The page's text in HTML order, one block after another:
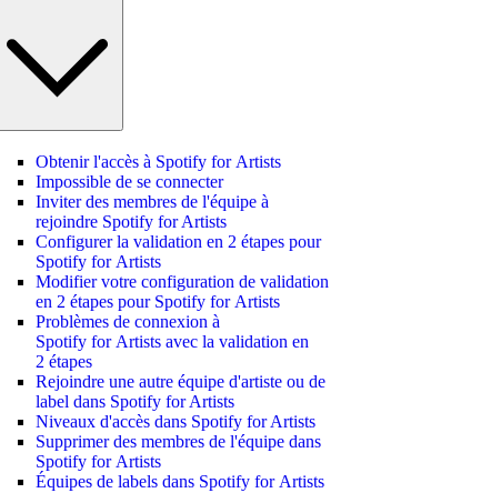
Obtenir l'accès à Spotify for Artists
Impossible de se connecter
Inviter des membres de l'équipe à
rejoindre Spotify for Artists
Configurer la validation en 2 étapes pour
Spotify for Artists
Modifier votre configuration de validation
en 2 étapes pour Spotify for Artists
Problèmes de connexion à
Spotify for Artists avec la validation en
2 étapes
Rejoindre une autre équipe d'artiste ou de
label dans Spotify for Artists
Niveaux d'accès dans Spotify for Artists
Supprimer des membres de l'équipe dans
Spotify for Artists
Équipes de labels dans Spotify for Artists